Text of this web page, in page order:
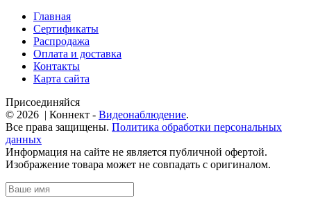
Главная
Сертификаты
Распродажа
Оплата и доставка
Контакты
Карта сайта
Присоединяйся
© 2026 | Коннект - Видеонаблюдение.
Все права защищены. Политика обработки персональных
данных
Информация на сайте не является публичной офертой.
Изображение товара может не совпадать с оригиналом.